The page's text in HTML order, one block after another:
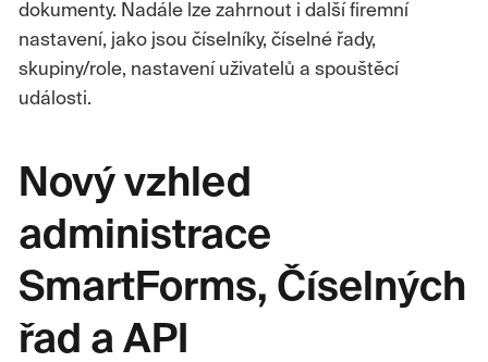
dokumenty. Nadále lze zahrnout i další firemní
nastavení, jako jsou číselníky, číselné řady,
skupiny/role, nastavení uživatelů a spouštěcí
události.
Nový vzhled
administrace
SmartForms, Číselných
řad a API